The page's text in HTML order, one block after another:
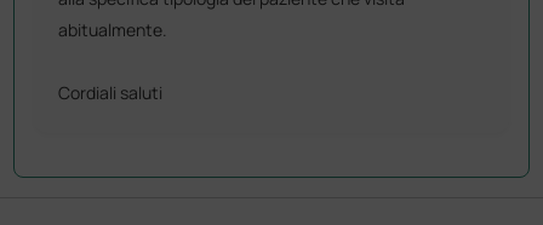
abitualmente.
Cordiali saluti